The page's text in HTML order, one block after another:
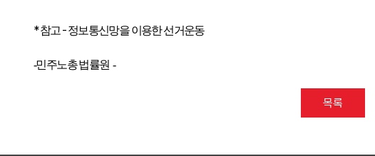
*참고 -정보통신망을 이용한 선거운동
-민주노총 법률원 -
목록